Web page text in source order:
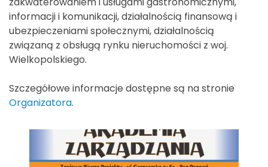
informacji i komunikacji, działalnością finansową i
ubezpieczeniami społecznymi, działalnością
związaną z obsługą rynku nieruchomości z woj.
Wielkopolskiego.
Szczegółowe informacje dostępne są na stronie
Organizatora.